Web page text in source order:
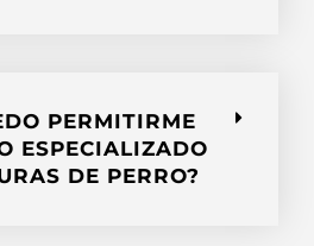
PERMITIRME
ESPECIALIZADO
DE PERRO?